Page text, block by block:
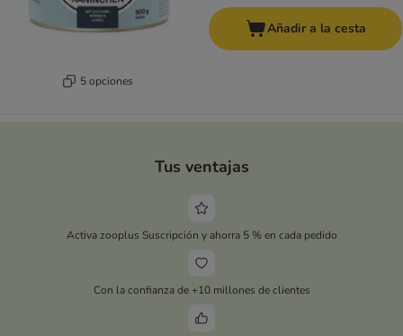
5 opciones
Añadir a la cesta
Tus ventajas
Activa zooplus Suscripción y ahorra 5 % en cada pedido
Con la confianza de +10 millones de clientes